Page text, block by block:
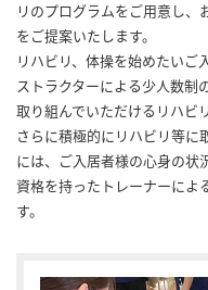
リのプログラムをご用意し
をご提案いたします。
リハビリ、体操を始めたいご
ストラクターによる少人数制
取り組んでいただけるリハビ
さらに積極的にリハビリ等に
には、ご入居者様の心身の状
資格を持ったトレーナーによ
す。